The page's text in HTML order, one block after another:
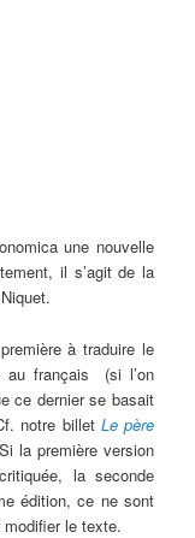
une nouvelle
il s’agit de la
à traduire le
au français (si l’on
ce dernier se basait
notre billet Le père
la première version
la seconde
édition, ce ne sont
le texte.